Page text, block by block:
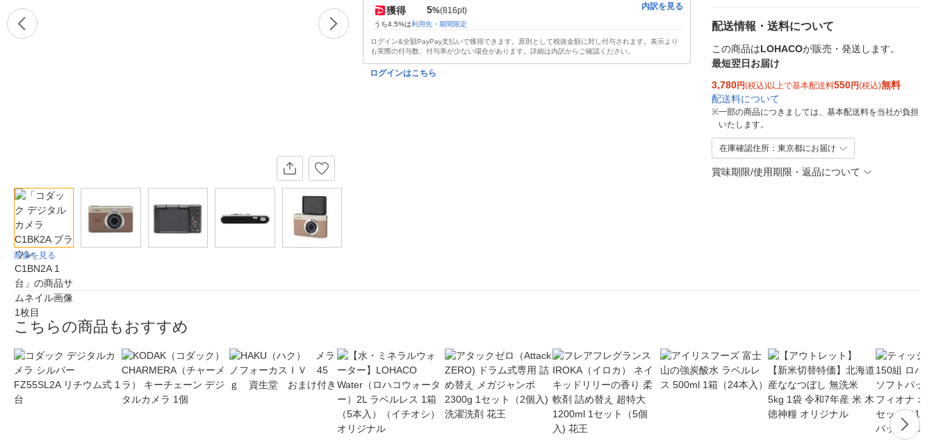
画像を見る
獲得 5%(816pt)
うち4.5%は利用先・期間限定
内訳を見る
ログイン&全額PayPay支払いで獲得できます。原則として税抜金額に対し付与されます。表示より
も実際の付与数、付与率が少ない場合があります。詳細は内訳からご確認ください。
ログインはこちら
配送情報・送料について
この商品はLOHACOが販売・発送します。
最短翌日お届け
3,780円(税込)以上で基本配送料550円(税込)無料
配送料について
※一部の商品につきましては、基本配送料を当社が負担
いたします。
在庫確認住所：東京都にお届け
賞味期限/使用期限・返品について
こちらの商品もおすすめ